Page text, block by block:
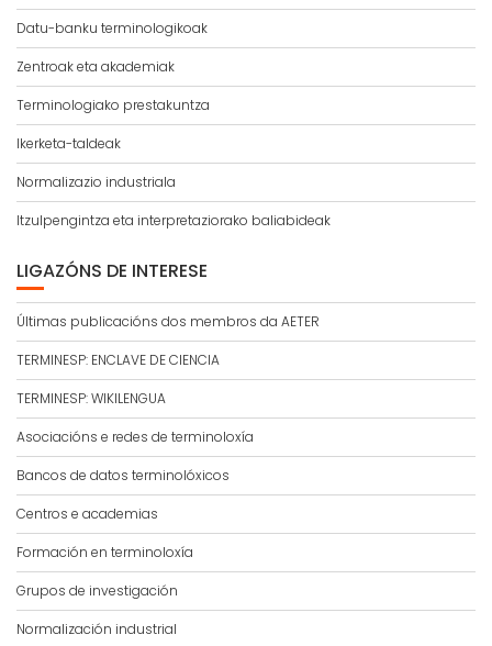
Datu-banku terminologikoak
Zentroak eta akademiak
Terminologiako prestakuntza
Ikerketa-taldeak
Normalizazio industriala
Itzulpengintza eta interpretaziorako baliabideak
LIGAZÓNS DE INTERESE
Últimas publicacións dos membros da AETER
TERMINESP: ENCLAVE DE CIENCIA
TERMINESP: WIKILENGUA
Asociacións e redes de terminoloxía
Bancos de datos terminolóxicos
Centros e academias
Formación en terminoloxía
Grupos de investigación
Normalización industrial